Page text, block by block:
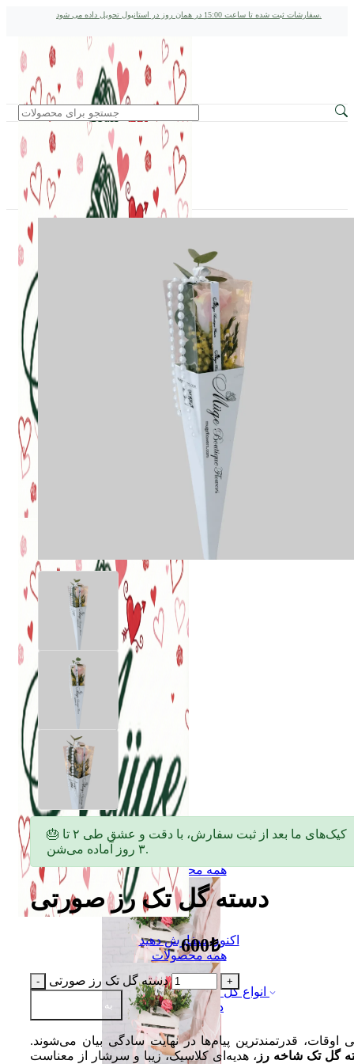
اکنون سفارش دهید
همه محصولات
انواع گل
دسته گل
اکنون سفارش دهید
همه محصولات
🎂 کیک‌های ما بعد از ثبت سفارش، با دقت و عشق طی ۲ تا
۳ روز آماده می‌شن.
دسته گل تک رز صورتی
600₺
دسته گل تک رز صورتی
به سبد اضافه کن
اوقات، قدرتمندترین پیام‌ها در نهایت سادگی بیان می‌شوند.
گل تک شاخه رز ، هدیه‌ای کلاسیک، زیبا و سرشار از معناست